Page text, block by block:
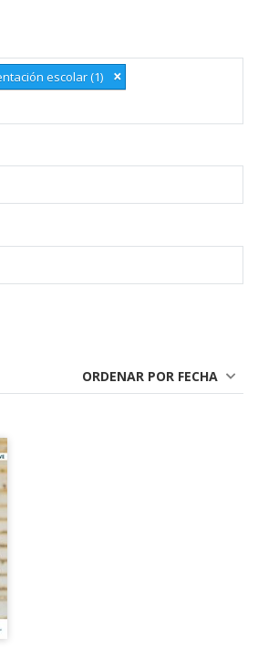
escolar (1) ×
ORDENAR POR FECHA